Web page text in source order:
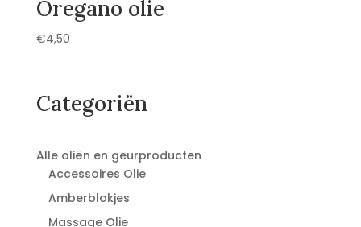
Oregano olie
€4,50
Categoriën
Alle oliën en geurproducten
Accessoires Olie
Amberblokjes
Massage Olie